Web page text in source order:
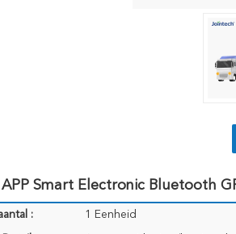
Smart Electronic Bluetooth
: 1 Eenheid